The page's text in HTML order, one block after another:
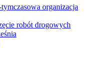
organizacja
robót drogowych